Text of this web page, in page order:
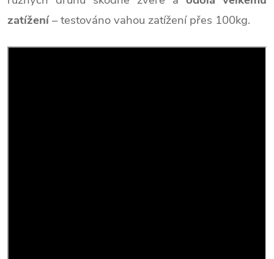
zatížení– testováno vahou zatížení přes 100kg.